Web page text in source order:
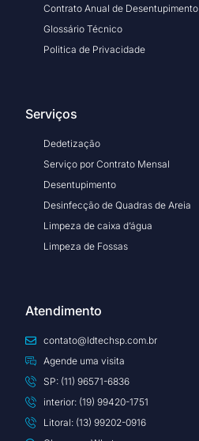
Contrato Anual de Desentupimento
Glossário Técnico
Politica de Privacidade
Serviços
Dedetização
Serviço por Contrato Mensal
Desentupimento
Desinfecção de Quadras de Areia
Limpeza de caixa d’água
Limpeza de Fossas
Atendimento
contato@ldtechsp.com.br
Agende uma visita
SP: (11) 96571-6836
interior: (19) 99420-1751
Litoral: (13) 99202-0916